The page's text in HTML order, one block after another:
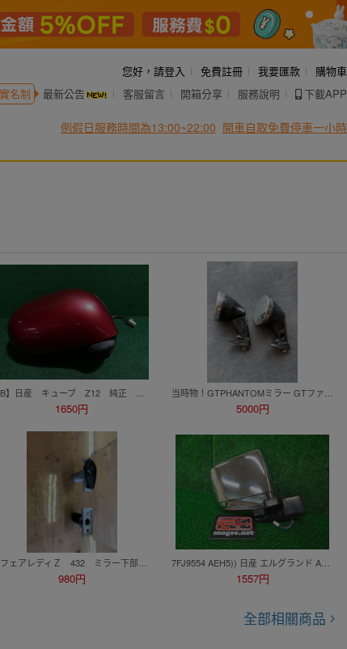
您好， 請登入 免費註冊 我要匯款
購物車
名制 最新公告 客服留言 開箱分享 服務說明 下載APP
例假日服務時間為13:00~22:00 開車自取免費停車一小時
1650円 5000円
980円
7FJ9554 AEH5)) 日産 エルグランド APWE50 後期型 メモリアル 純正 電格サイドドアミラー右 ムラカミ5672 カプラ5ピン
1557円
全部相關商品